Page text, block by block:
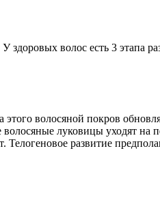
здоровых волос есть 3 этапа
волосяной покров
луковицы уходят
развитие